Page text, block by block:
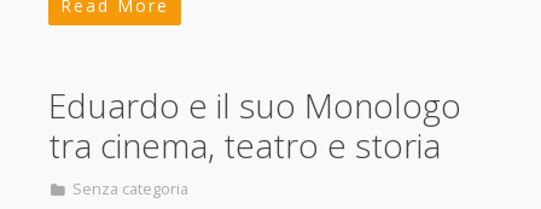
Read More
Eduardo e il suo Monologo
tra cinema, teatro e storia
Senza categoria